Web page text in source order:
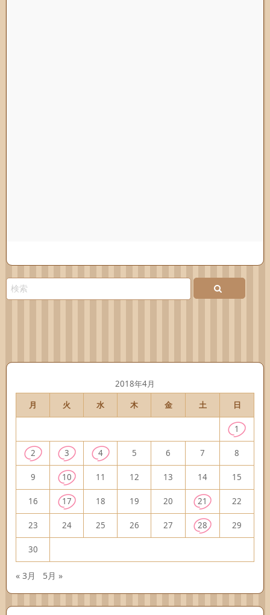
2018年4月
月
火 水 木 金 土 日
1
2 3 4 5 6 7 8
9 10 11 12 13 14 15
16 17 18 19 20 21 22
23 24 25 26 27 28 29
30
« 3月 5月 »